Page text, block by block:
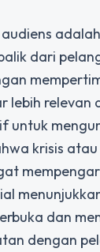
dari
lebih
untuk
krisis
dan
dengan